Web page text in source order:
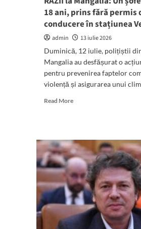
18 ani, prins fără permis
conducere în stațiunea
admin
13 iulie 2026
Duminică, 12 iulie, polițiștii
Mangalia au desfășurat o
pentru prevenirea faptelor
violență și asigurarea unui
Read MoreRead
Mangalia:
Un
șofer
de
18
ani,
prins
fără